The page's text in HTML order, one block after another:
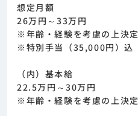
想定月額
26万円～33万円
※年齢・経験を考慮の上決定
※特別手当（35,000円）込
（内）基本給
22.5万円～30万円
※年齢・経験を考慮の上決定